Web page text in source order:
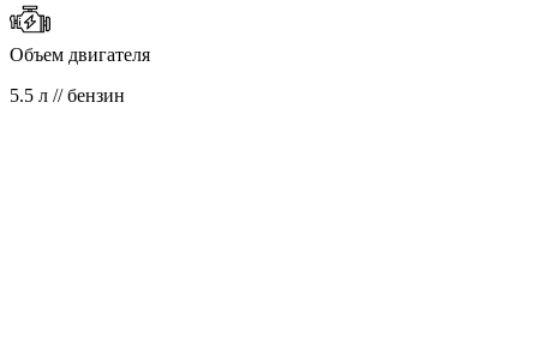
Объем двигателя
5.5 л // бензин